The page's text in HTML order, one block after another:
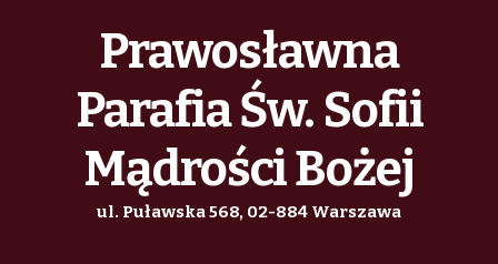
Prawosławna
Parafia Św. Sofii
Mądrości Bożej
ul. Puławska 568, 02-884 Warszawa